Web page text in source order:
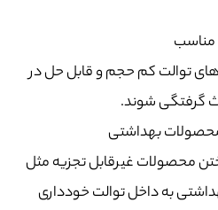
توالت کم حجم و قابل حل در
گرفتگی شوند.
محصولات غیرقابل تجزیه مثل
به داخل توالت خودداری